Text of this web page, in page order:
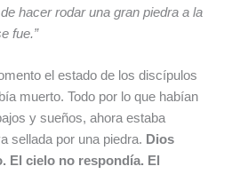
hacer rodar una gran piedra a la
fue.”
el estado de los discípulos
muerto. Todo por lo que habían
y sueños, ahora estaba
sellada por una piedra. Dios
El cielo no respondía. El